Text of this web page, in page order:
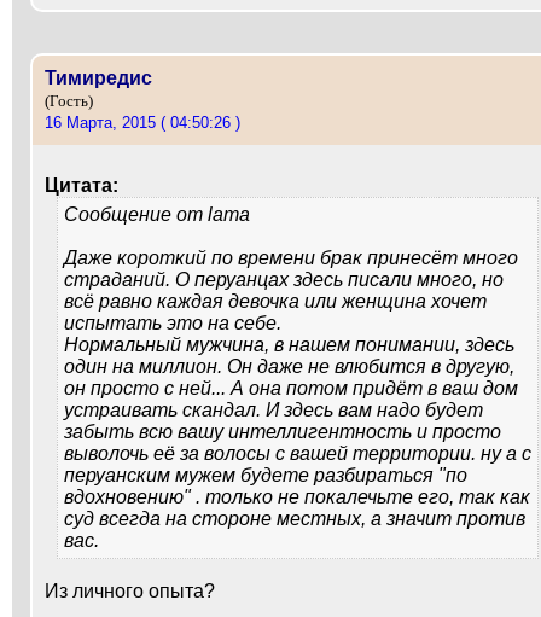
Тимиредис
(Гость)
16 Марта, 2015 ( 04:50:26 )
Цитата:
Сообщение от lama
Даже короткий по времени брак принесёт много
страданий. О перуанцах здесь писали много, но
всё равно каждая девочка или женщина хочет
испытать это на себе.
Нормальный мужчина, в нашем понимании, здесь
один на миллион. Он даже не влюбится в другую,
он просто с ней... А она потом придёт в ваш дом
устраивать скандал. И здесь вам надо будет
забыть всю вашу интеллигентность и просто
выволочь её за волосы с вашей территории. ну а с
перуанским мужем будете разбираться "по
вдохновению" . только не покалечьте его, так как
суд всегда на стороне местных, а значит против
вас.
Из личного опыта?